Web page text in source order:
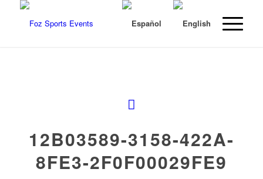
12B03589-3158-422A-
8FE3-2F0F00029FE9